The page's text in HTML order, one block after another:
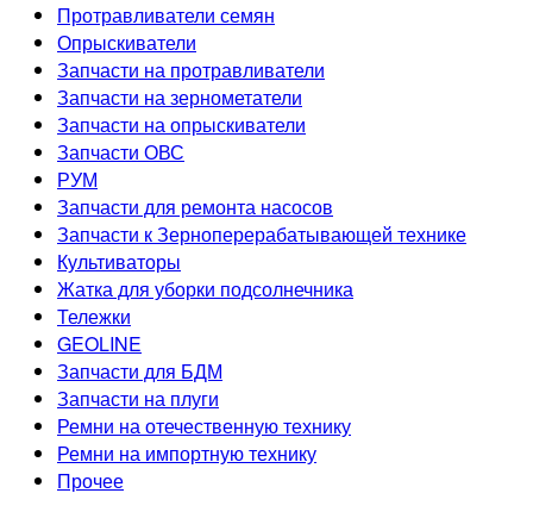
Протравливатели семян
Опрыскиватели
Запчасти на протравливатели
Запчасти на зернометатели
Запчасти на опрыскиватели
Запчасти ОВС
РУМ
Запчасти для ремонта насосов
Запчасти к Зерноперерабатывающей технике
Культиваторы
Жатка для уборки подсолнечника
Тележки
GEOLINE
Запчасти для БДМ
Запчасти на плуги
Ремни на отечественную технику
Ремни на импортную технику
Прочее